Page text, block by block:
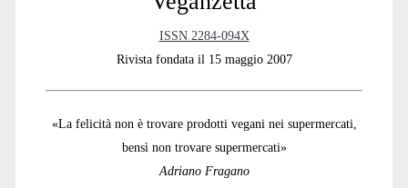
ISSN 2284-094X
Rivista fondata il 15 maggio 2007
«La felicità non è trovare prodotti vegani nei supermercati,
bensì non trovare supermercati»
Adriano Fragano